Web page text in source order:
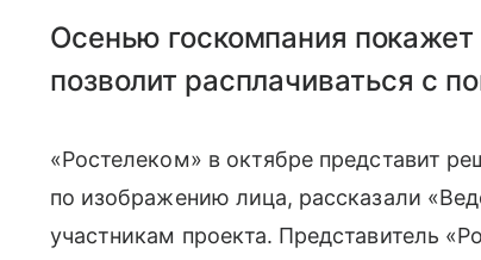
Осенью госкомпания
позволит расплачиваться с
«Ростелеком» в октябре представит
по изображению лица, рассказали
участникам проекта. Представитель